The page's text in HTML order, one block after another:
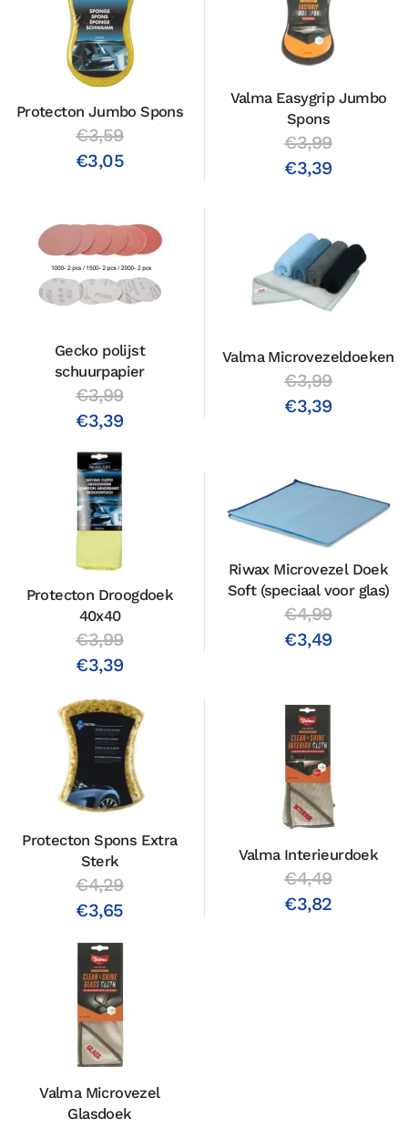
Protecton Jumbo Spons
€3,59
€3,05
Valma Easygrip Jumbo
Spons
€3,99
€3,39
Gecko polijst
schuurpapier
€3,99
€3,39
Valma Microvezeldoeken
€3,99
€3,39
Protecton Droogdoek
40x40
€3,99
€3,39
Riwax Microvezel Doek
Soft (speciaal voor glas)
€4,99
€3,49
Protecton Spons Extra
Sterk
€4,29
€3,65
Valma Interieurdoek
€4,49
€3,82
Valma Microvezel
Glasdoek